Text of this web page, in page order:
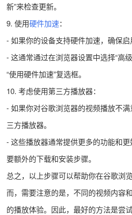
新”来检查更新。
9. 使用硬件加速：
- 如果你的设备支持硬件加速，确保启
- 这通常通过在浏览器设置中选择“高
“使用硬件加速”复选框。
10. 考虑使用第三方播放器：
- 如果你对谷歌浏览器的视频播放不
三方播放器。
- 这些播放器通常提供更多的功能和
要额外的下载和安装步骤。
总之，以上步骤可以帮助你在谷歌浏
而，需要注意的是，不同的视频内容
的播放体验。因此，最好的方法是尝